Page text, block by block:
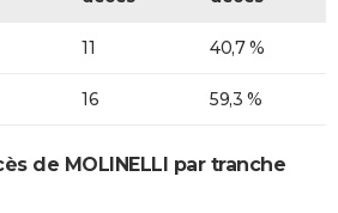
11 40,7 %
16 59,3 %
de MOLINELLI par tranche